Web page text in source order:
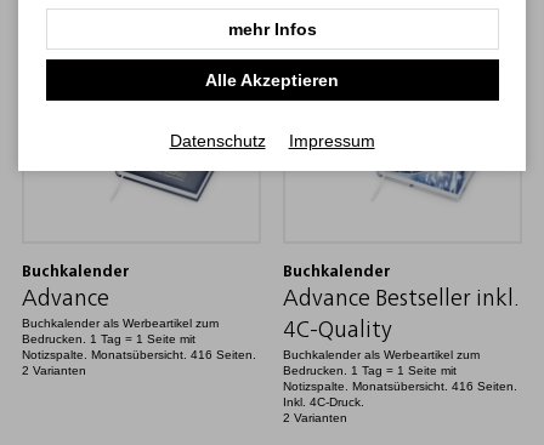
Buchkalender
Advance
Buchkalender als Werbeartikel zum
Bedrucken. 1 Tag = 1 Seite mit
Notizspalte. Monatsübersicht. 416 Seiten.
2 Varianten
Buchkalender
Advance Bestseller inkl.
4C-Quality
Buchkalender als Werbeartikel zum
Bedrucken. 1 Tag = 1 Seite mit
Notizspalte. Monatsübersicht. 416 Seiten.
Inkl. 4C-Druck.
2 Varianten
mehr Infos
Alle Akzeptieren
Datenschutz Impressum